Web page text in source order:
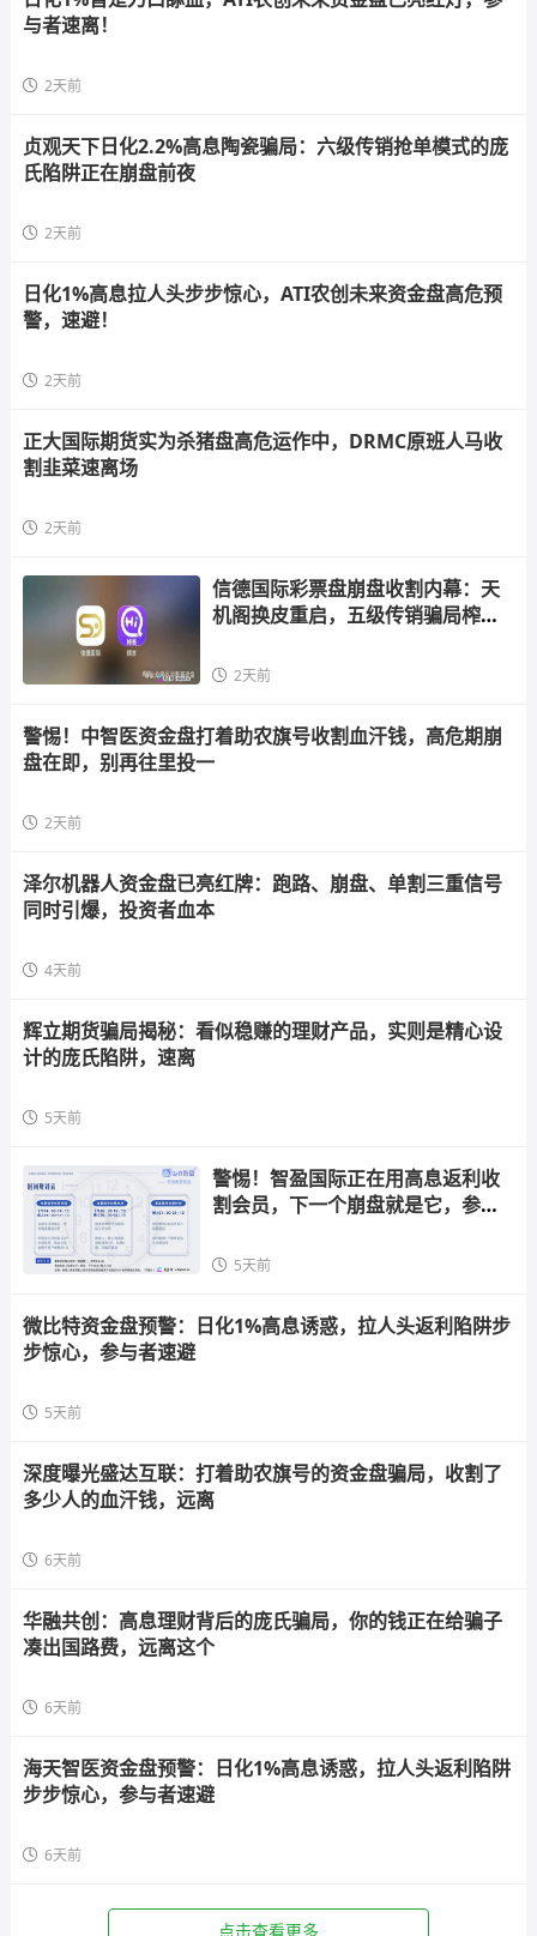
与者速离！
2天前
贞观天下日化2.2%高息陶瓷骗局：六级传销抢单模式的庞
氏陷阱正在崩盘前夜
2天前
日化1%高息拉人头步步惊心，ATI农创未来资金盘高危预
警，速避！
2天前
正大国际期货实为杀猪盘高危运作中，DRMC原班人马收
割韭菜速离场
2天前
信德国际彩票盘崩盘收割内幕：天
机阁换皮重启，五级传销骗局榨干
2天前
警惕！中智医资金盘打着助农旗号收割血汗钱，高危期崩
盘在即，别再往里投一
2天前
泽尔机器人资金盘已亮红牌：跑路、崩盘、单割三重信号
同时引爆，投资者血本
4天前
辉立期货骗局揭秘：看似稳赚的理财产品，实则是精心设
计的庞氏陷阱，速离
5天前
警惕！智盈国际正在用高息返利收
割会员，下一个崩盘就是它，参与
5天前
微比特资金盘预警：日化1%高息诱惑，拉人头返利陷阱步
步惊心，参与者速避
5天前
深度曝光盛达互联：打着助农旗号的资金盘骗局，收割了
多少人的血汗钱，远离
6天前
华融共创：高息理财背后的庞氏骗局，你的钱正在给骗子
凑出国路费，远离这个
6天前
海天智医资金盘预警：日化1%高息诱惑，拉人头返利陷阱
步步惊心，参与者速避
6天前
点击查看更多